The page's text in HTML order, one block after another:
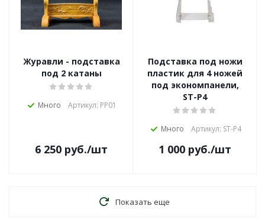
Журавли - подставка
под 2 катаны
Много Артикул: PP01
6 250 руб./шт
Подставка под ножи
пластик для 4 ножей
под экономпанели,
ST-P4
Много Артикул: ST-P4
1 000 руб./шт
Показать еще